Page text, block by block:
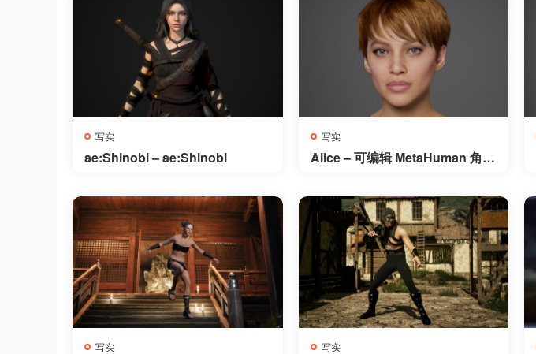
写实
ae:Shinobi – ae:Shinobi
写实
Alice – 可编辑 MetaHuman 角色
写实 写实